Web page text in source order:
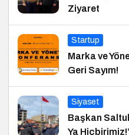
Ziyaret
Startup
Marka ve
Geri Sayım!
Siyaset
Başkan
Ya